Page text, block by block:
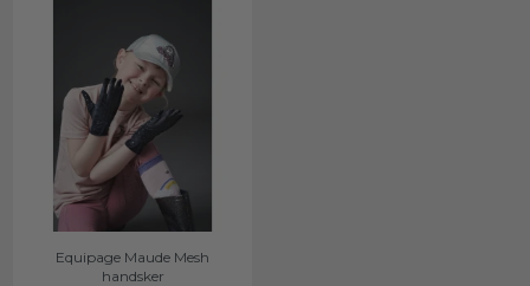
Equipage Maude Mesh
handsker